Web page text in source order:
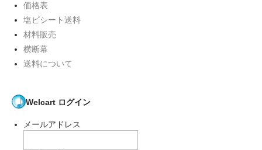
価格表
塩ビシート送料
材料販売
横断幕
送料について
Welcart ログイン
メールアドレス